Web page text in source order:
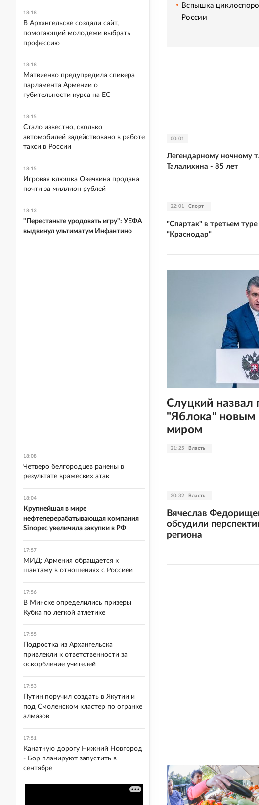
Вспышка
России
00:01
Легендарному ночному
Талалихина - 85 лет
22:01 Спорт
"Спартак" в третьем
"Краснодар"
21:25 Власть
Слуцкий
"Яблока" новым
миром
20:32 Власть
Вячеслав
обсудили
региона
18:18
В Архангельске создали сайт,
помогающий молодежи выбрать
профессию
18:18
Матвиенко предупредила спикера
парламента Армении о
губительности курса на ЕС
18:15
Стало известно, сколько
автомобилей задействовано в работе
такси в России
18:15
Игровая клюшка Овечкина продана
почти за миллион рублей
18:13
"Перестаньте уродовать игру": УЕФА
выдвинул ультиматум Инфантино
18:08
Четверо белгородцев ранены в
результате вражеских атак
18:04
Крупнейшая в мире
нефтеперерабатывающая компания
Sinopec увеличила закупки в РФ
17:57
МИД: Армения обращается к
шантажу в отношениях с Россией
17:56
В Минске определились призеры
Кубка по легкой атлетике
17:55
Подростка из Архангельска
привлекли к ответственности за
оскорбление учителей
17:53
Путин поручил создать в Якутии и
под Смоленском кластер по огранке
алмазов
17:51
Канатную дорогу Нижний Новгород
- Бор планируют запустить в
сентябре